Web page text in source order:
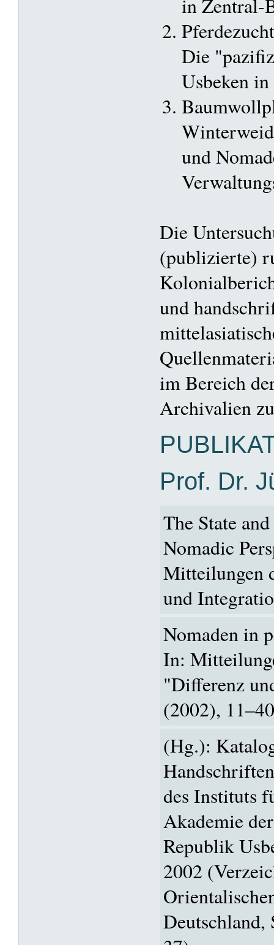
Die
Usbeken
und
Die
(publizierte)
und
im Bereich
Archivalien
Prof. Dr.
The State
Nomadic
Mitteilungen
und
Nomaden in
In:
"Differenz
(2002),
(Hg.):
des Instituts
Akademie
Republik
2002
Deutschland,